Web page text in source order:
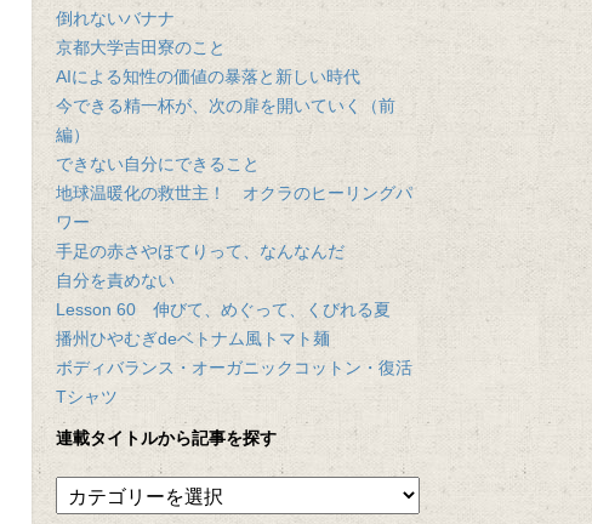
倒れないバナナ
京都大学吉田寮のこと
AIによる知性の価値の暴落と新しい時代
今できる精一杯が、次の扉を開いていく（前
編）
できない自分にできること
地球温暖化の救世主！ オクラのヒーリングパ
ワー
手足の赤さやほてりって、なんなんだ
自分を責めない
Lesson 60 伸びて、めぐって、くびれる夏
播州ひやむぎdeベトナム風トマト麺
ボディバランス・オーガニックコットン・復活
Tシャツ
連載タイトルから記事を探す